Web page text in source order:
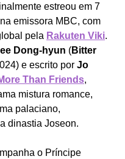
estreou em 7
emissora MBC, com
pela Rakuten Viki.
Dong-hyun (Bitter
e escrito por Jo
Than Friends,
mistura romance,
palaciano,
dinastia Joseon.
o Príncipe